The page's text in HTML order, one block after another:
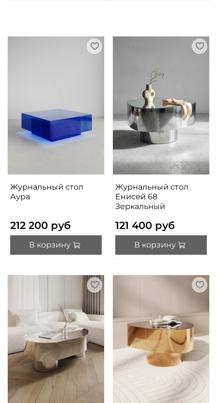
Журнальный стол
Аура
212 200 руб
В корзину
Журнальный стол
Енисей 68
Зеркальный
121 400 руб
В корзину